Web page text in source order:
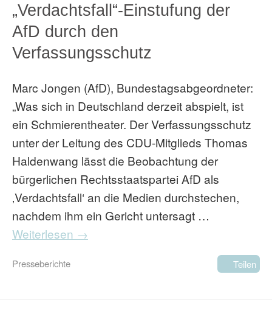
„Verdachtsfall“-Einstufung der
AfD durch den
Verfassungsschutz
Marc Jongen (AfD), Bundestagsabgeordneter:
„Was sich in Deutschland derzeit abspielt, ist
ein Schmierentheater. Der Verfassungsschutz
unter der Leitung des CDU-Mitglieds Thomas
Haldenwang lässt die Beobachtung der
bürgerlichen Rechtsstaatspartei AfD als
‚Verdachtsfall‘ an die Medien durchstechen,
nachdem ihm ein Gericht untersagt …
Weiterlesen →
Presseberichte Teilen